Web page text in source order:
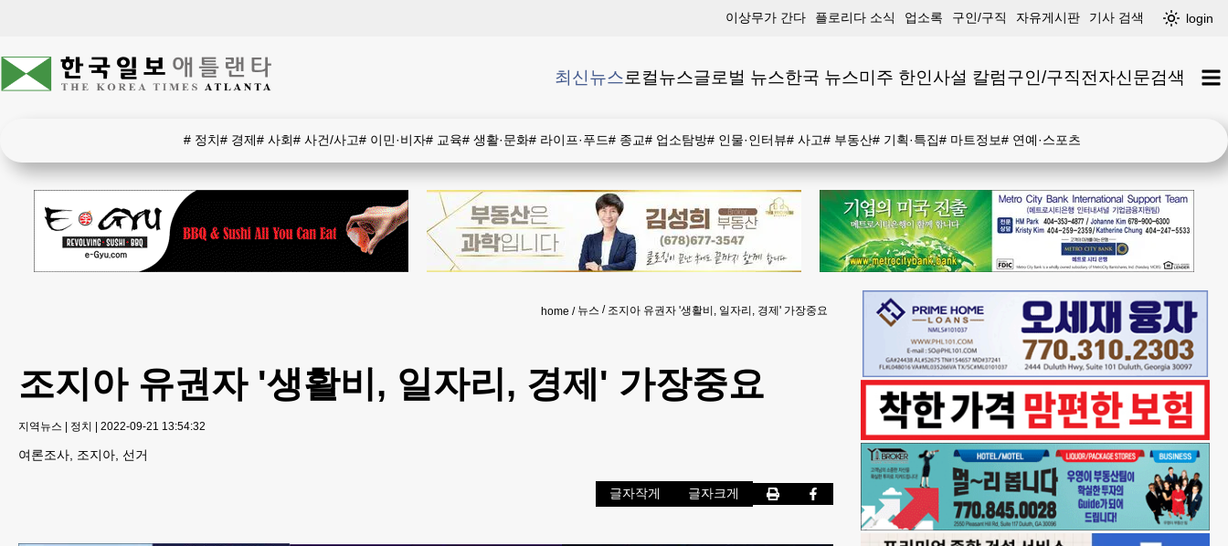
이상무가 간다 플로리다 소식 업소록 구인/구직 자유게시판 기사 검색 login
최신뉴스로컬뉴스글로벌 뉴스한국 뉴스미주 한인사설 칼럼구인/구직전자신문검색
# 정치# 경제# 사회# 사건/사고# 이민·비자# 교육# 생활·문화# 라이프·푸드# 종교# 업소탐방# 인물·인터뷰# 사고# 부동산# 기획·특집# 마트정보# 연예·스포츠
home 뉴스 조지아 유권자 '생활비, 일자리, 경제' 가장중요
조지아 유권자 '생활비, 일자리, 경제' 가장중요
지역뉴스 | 정치 | 2022-09-21 13:54:32
여론조사, 조지아, 선거
글자작게 글자크게